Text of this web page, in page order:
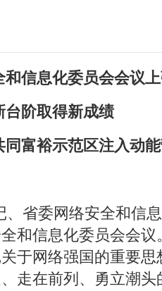
信息化委员会会议
台阶取得新成绩
富裕示范区注入动
、省委网络安全和信
和信息化委员会会
于网络强国的重要
走在前列、勇立潮